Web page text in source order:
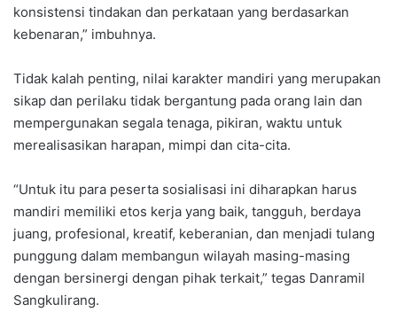
konsistensi tindakan dan perkataan yang berdasarkan
kebenaran,” imbuhnya.
Tidak kalah penting, nilai karakter mandiri yang merupakan
sikap dan perilaku tidak bergantung pada orang lain dan
mempergunakan segala tenaga, pikiran, waktu untuk
merealisasikan harapan, mimpi dan cita-cita.
“Untuk itu para peserta sosialisasi ini diharapkan harus
mandiri memiliki etos kerja yang baik, tangguh, berdaya
juang, profesional, kreatif, keberanian, dan menjadi tulang
punggung dalam membangun wilayah masing-masing
dengan bersinergi dengan pihak terkait,” tegas Danramil
Sangkulirang.